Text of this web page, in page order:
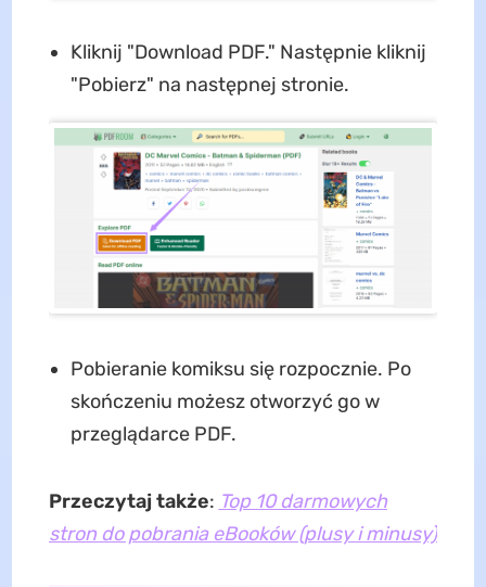
Kliknij "Download PDF." Następnie kliknij
"Pobierz" na następnej stronie.
Pobieranie komiksu się rozpocznie. Po
skończeniu możesz otworzyć go w
przeglądarce PDF.
Przeczytaj także: Top 10 darmowych
stron do pobrania eBooków (plusy i minusy)